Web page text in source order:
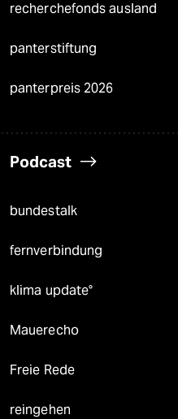
recherchefonds ausland
panterstiftung
panterpreis 2026
Podcast
bundestalk
fernverbindung
klima update°
Mauerecho
Freie Rede
reingehen